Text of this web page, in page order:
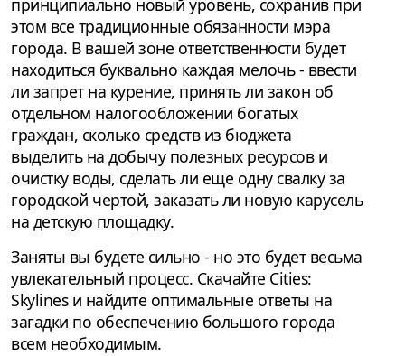
принципиально новый уровень, сохранив при
этом все традиционные обязанности мэра
города. В вашей зоне ответственности будет
находиться буквально каждая мелочь - ввести
ли запрет на курение, принять ли закон об
отдельном налогообложении богатых
граждан, сколько средств из бюджета
выделить на добычу полезных ресурсов и
очистку воды, сделать ли еще одну свалку за
городской чертой, заказать ли новую карусель
на детскую площадку.
Заняты вы будете сильно - но это будет весьма
увлекательный процесс. Скачайте Cities:
Skylines и найдите оптимальные ответы на
загадки по обеспечению большого города
всем необходимым.